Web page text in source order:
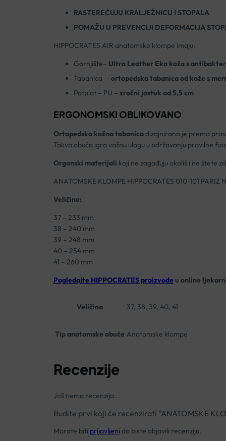
RASTEREĆUJU KRALJEŽNICU I STOPALA
POMAŽU U PREVENCIJI DEFORMACIJA
HIPPOCRATES AIR anatomske klompe imaju:
Gornjište– Ultra Leather Eko koža s
Tabanica – ortopedska tabanica od kože s
Potplat – PU – zračni jastuk od 5,5 cm
ERGONOMSKI OBLIKOVANO
Ortopedska kožna tabanicadizajnirana je prema
Takva obuća igra važnu ulogu u održavanju pravilne
Organski materijali koji ne zagađuju okoliš i ne štete
ANATOMSKE KLOMPE HIPPOCRATES 010-101 PARIZ
Veličine:
37 – 233 mm
38 – 240 mm
39 – 248 mm
40 – 254 mm
41 – 260 mm
Pogledajte HIPPOCRATES proizvodeu online
Veličina 37, 38, 39, 40, 41
Tip anatomske obuće Anatomske klompe
Recenzije
Još nema recenzija.
Budite prvi koji će recenzirati “ANATOMSKE
Morate biti prijavljeni da biste objavili recenziju.